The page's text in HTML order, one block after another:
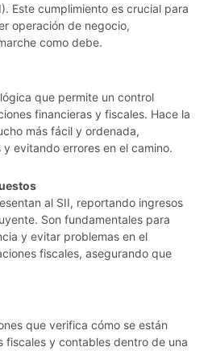
Este cumplimiento es crucial para
operación de negocio,
como debe.
que permite un control
financieras y fiscales. Hace la
más fácil y ordenada,
evitando errores en el camino.
al SII, reportando ingresos
Son fundamentales para
y evitar problemas en el
fiscales, asegurando que
que verifica cómo se están
fiscales y contables dentro de una